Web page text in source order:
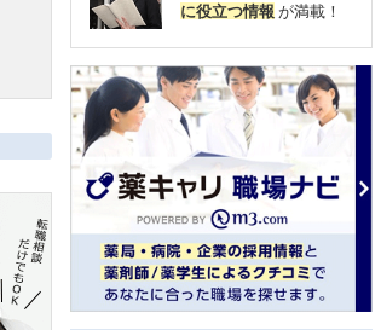
に役立つ情報 が満載！